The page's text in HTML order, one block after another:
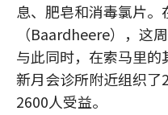
息、肥皂和消毒氯片。
（Baardheere），这
与此同时，在索马里
新月会诊所附近组织
2600人受益。